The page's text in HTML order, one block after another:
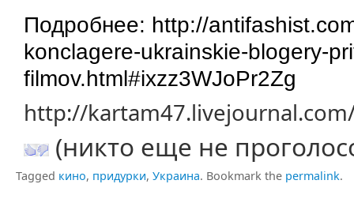
Подробнее: http://
konclagere-ukrainskie-blogery-
filmov.html#ixzz3WJoPr2Zg
http://
(никто еще не
Tagged кино, придурки, Украина. Bookmark the permalink.